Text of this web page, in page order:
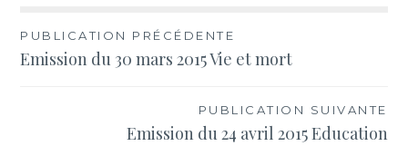
Navigation
de
PUBLICATION PRÉCÉDENTE
Emission du 30 mars 2015 Vie et mort
PUBLICATION SUIVANTE
Emission du 24 avril 2015 Education